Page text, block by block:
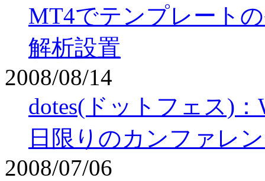
MT4でテンプレート
解析設置
2008/08/14
dotes(ドットフェス)
日限りのカンファレ
2008/07/06